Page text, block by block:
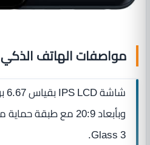
مواصفات الهاتف الذكي Nokia X100
Glass 3.